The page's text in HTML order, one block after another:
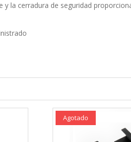
y la cerradura de seguridad
Agotado